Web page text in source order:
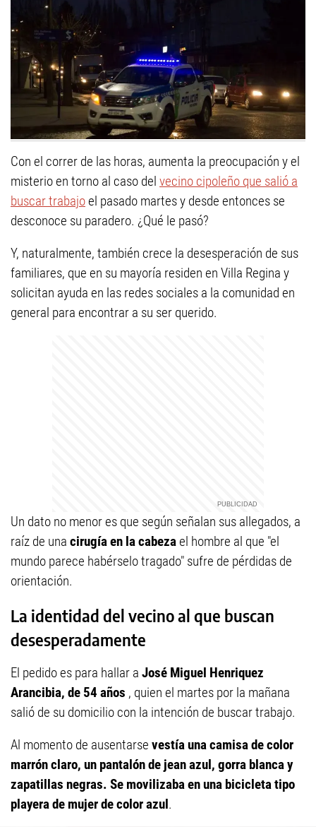
Con el correr de las horas, aumenta la preocupación y el
misterio en torno al caso del vecino cipoleño que salió a
buscar trabajoel pasado martes y desde entonces se
desconoce su paradero. ¿Qué le pasó?
Y, naturalmente, también crece la desesperación de sus
familiares, que en su mayoría residen en Villa Regina y
solicitan ayuda en las redes sociales a la comunidad en
general para encontrar a su ser querido.
Un dato no menor es que según señalan sus allegados, a
raíz de una cirugía en la cabezael hombre al que "el
mundo parece habérselo tragado" sufre de pérdidas de
orientación.
La identidad del vecino al que buscan
desesperadamente
El pedido es para hallar a José Miguel Henriquez
Arancibia, de 54 años , quien el martes por la mañana
salió de su domicilio con la intención de buscar trabajo.
Al momento de ausentarse vestía una camisa de color
marrón claro, un pantalón de jean azul, gorra blanca y
zapatillas negras. Se movilizaba en una bicicleta tipo
playera de mujer de color azul.